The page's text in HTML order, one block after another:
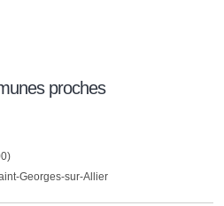
proches
Georges-sur-Allier